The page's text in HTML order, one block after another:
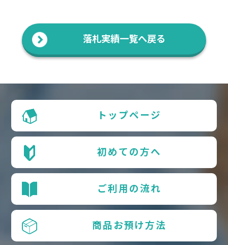
落札実績一覧へ戻る
トップページ
初めての方へ
ご利用の流れ
商品お預け方法